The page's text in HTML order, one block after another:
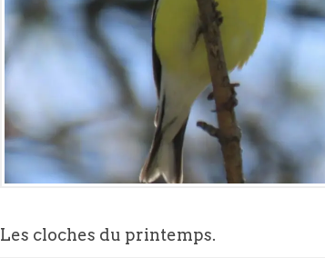
Les cloches du printemps.